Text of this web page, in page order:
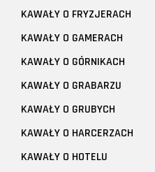
KAWAŁY O FRYZJERACH
KAWAŁY O GAMERACH
KAWAŁY O GÓRNIKACH
KAWAŁY O GRABARZU
KAWAŁY O GRUBYCH
KAWAŁY O HARCERZACH
KAWAŁY O HOTELU